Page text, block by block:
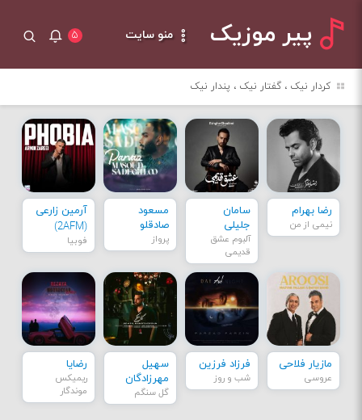
پیر موزیک منو سایت ۵
کردار نیک ، گفتار نیک ، پندار نیک
رضا بهرام
نیمی از من
سامان
جلیلی
آلبوم عشق
قدیمی
مسعود
صادقلو
پرواز
آرمین زارعی
(2AFM)
فوبیا
مازیار فلاحی
عروسی
فرزاد فرزین
شب و روز
سهیل
مهرزادگان
گل سنگم
رضایا
ریمیکس
موندگار